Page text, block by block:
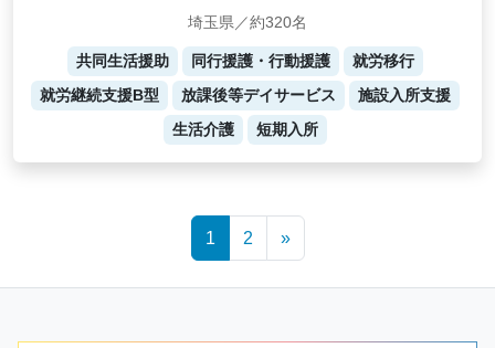
埼玉県／約320名
共同生活援助 同行援護・行動援護
就労移行
就労継続支援B型
放課後等デイサービス
施設入所支援
生活介護
短期入所
1 2 »